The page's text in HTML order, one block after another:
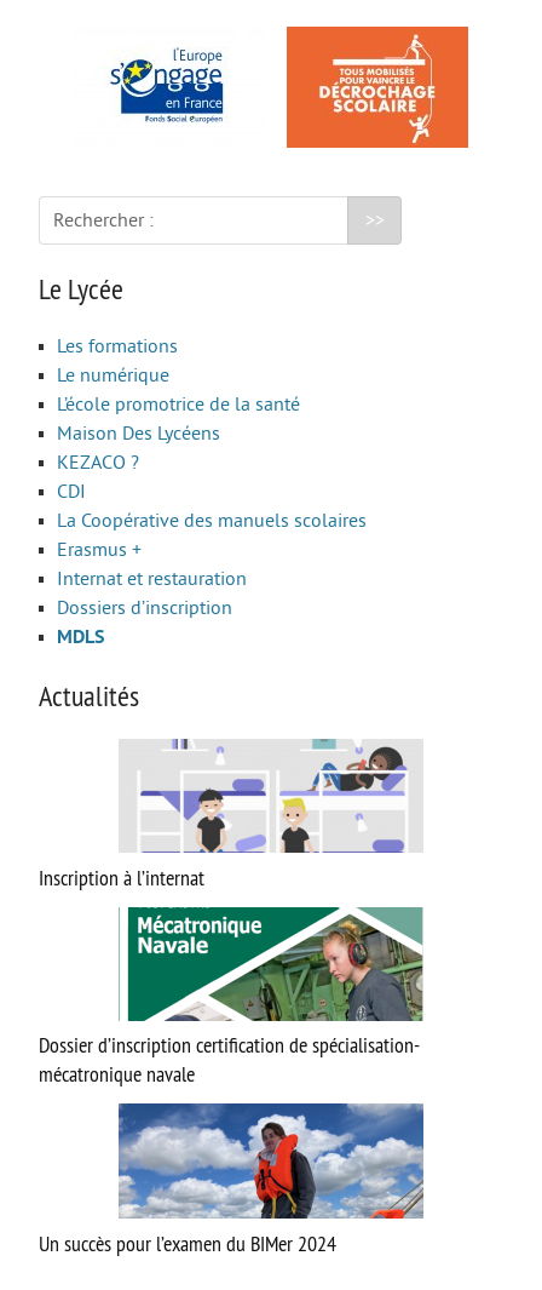
DN MADE CM
DN MADE DP
PCSI/PSI-PC
APPRENTISSAGE
INFOS
VEILLE PÉDAGOGIQUE
COOPÉRATIVE PÉDAGOGIQUE NUMÉRIQUE
Rechercher :
Le Lycée
Les formations
Le numérique
L’école promotrice de la santé
Maison Des Lycéens
KEZACO ?
CDI
La Coopérative des manuels scolaires
Erasmus +
Internat et restauration
Dossiers d’inscription
MDLS
Actualités
Inscription à l’internat
Dossier d’inscription certification de spécialisation-
mécatronique navale
Un succès pour l’examen du BIMer 2024